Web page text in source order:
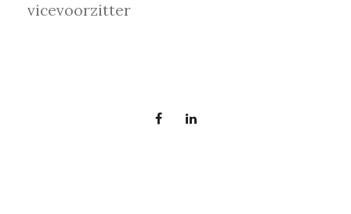
vicevoorzitter